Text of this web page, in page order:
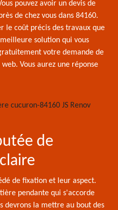
pouvez avoir un devis de
de chez vous dans 84160.
le coût précis des travaux que
solution qui vous
votre demande de
Vous aurez une réponse
de
de fixation et leur aspect.
pendante qui s'accorde
devrons la mettre au bout des